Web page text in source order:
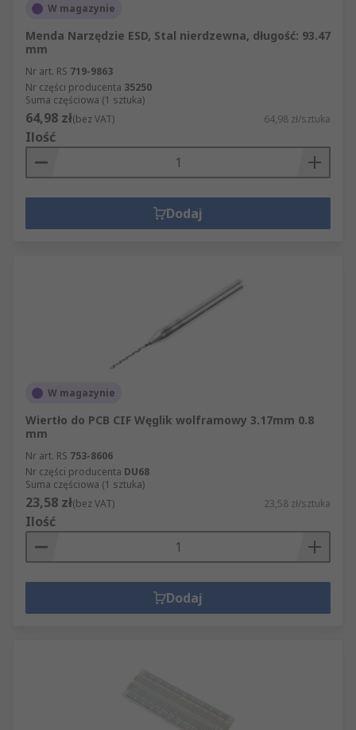
W magazynie
Menda Narzędzie ESD, Stal nierdzewna, długość: 93.47
mm
Nr art. RS 719-9863
Nr części producenta 35250
Suma częściowa (1 sztuka)
64,98 zł(bez VAT) 64,98 zł/sztuka
Ilość
Dodaj
W magazynie
Wiertło do PCB CIF Węglik wolframowy 3.17mm 0.8
mm
Nr art. RS 753-8606
Nr części producenta DU68
Suma częściowa (1 sztuka)
23,58 zł(bez VAT) 23,58 zł/sztuka
Ilość
Dodaj